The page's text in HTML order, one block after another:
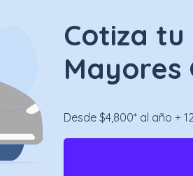
Cotiza tu
Mayores
Desde $4,800* al año +